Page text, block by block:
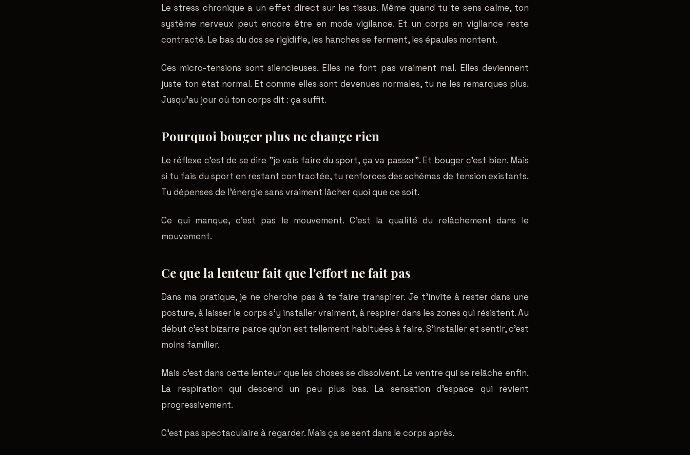
Le stress chronique a un effet direct sur les tissus. Même quand tu te sens calme, ton
système nerveux peut encore être en mode vigilance. Et un corps en vigilance reste
contracté. Le bas du dos se rigidifie, les hanches se ferment, les épaules montent.
Ces micro-tensions sont silencieuses. Elles ne font pas vraiment mal. Elles deviennent
juste ton état normal. Et comme elles sont devenues normales, tu ne les remarques plus.
Jusqu'au jour où ton corps dit : ça suffit.
Pourquoi bouger plus ne change rien
Le réflexe c'est de se dire "je vais faire du sport, ça va passer". Et bouger c'est bien. Mais
si tu fais du sport en restant contractée, tu renforces des schémas de tension existants.
Tu dépenses de l'énergie sans vraiment lâcher quoi que ce soit.
Ce qui manque, c'est pas le mouvement. C'est la qualité du relâchement dans le
mouvement.
Ce que la lenteur fait que l'effort ne fait pas
Dans ma pratique, je ne cherche pas à te faire transpirer. Je t'invite à rester dans une
posture, à laisser le corps s'y installer vraiment, à respirer dans les zones qui résistent. Au
début c'est bizarre parce qu'on est tellement habituées à faire. S'installer et sentir, c'est
moins familier.
Mais c'est dans cette lenteur que les choses se dissolvent. Le ventre qui se relâche enfin.
La respiration qui descend un peu plus bas. La sensation d'espace qui revient
progressivement.
C'est pas spectaculaire à regarder. Mais ça se sent dans le corps après.